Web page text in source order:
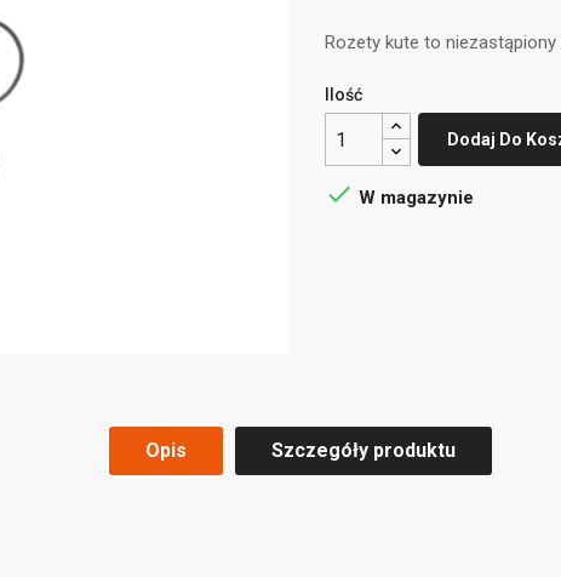
Rozety kute to
Ilość
Dodaj Do
 W magazynie
Opis Szczegóły produktu